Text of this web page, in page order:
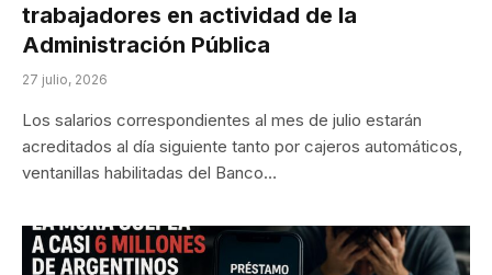
trabajadores en actividad de la
Administración Pública
27 julio, 2026
Los salarios correspondientes al mes de julio estarán
acreditados al día siguiente tanto por cajeros automáticos,
ventanillas habilitadas del Banco…